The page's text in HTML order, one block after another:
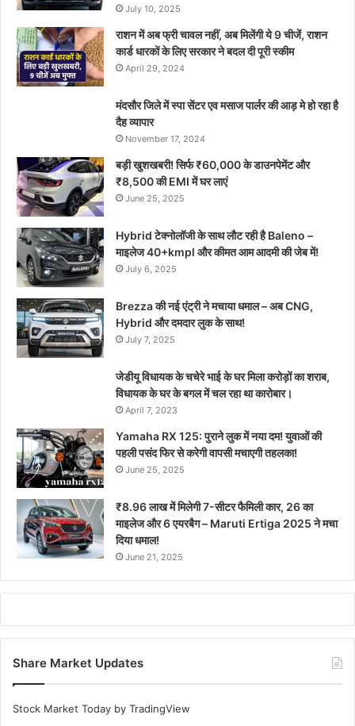
July 10, 2025
राशन में अब फ्री चावल नहीं, अब मिलेंगी ये 9 चीजें, राशन
कार्ड धारकों के लिए सरकार ने बदल दी पूरी स्कीम
April 29, 2024
मंदसौर जिले में स्पा सेंटर एव मसाज पार्लर की आड़ मे हो रहा है
दैह व्यापार
November 17, 2024
बड़ी खुशखबरी! सिर्फ ₹60,000 के डाउनपेमेंट और
₹8,500 की EMI में घर लाएं
June 25, 2025
Hybrid टेक्नोलॉजी के साथ लौट रही है Baleno –
माइलेज 40+kmpl और कीमत आम आदमी की जेब में!
July 6, 2025
Brezza की नई एंट्री ने मचाया धमाल – अब CNG,
Hybrid और दमदार लुक के साथ!
July 7, 2025
जेडीयू विधायक के चचेरे भाई के घर मिला करोड़ों का शराब,
विधायक के घर के बगल में चल रहा था कारोबार।
April 7, 2023
Yamaha RX 125: पुराने लुक में नया दम! युवाओं की
पहली पसंद फिर से करेगी वापसी मचाएगी तहलका!
June 25, 2025
₹8.96 लाख में मिलेगी 7-सीटर फैमिली कार, 26 का
माइलेज और 6 एयरबैग – Maruti Ertiga 2025 ने मचा
दिया धमाल!
June 21, 2025
Share Market Updates
Stock Market Today by TradingView